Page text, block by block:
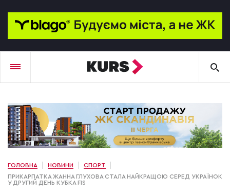
ГОЛОВНА НОВИНИ
СПОРТ
ПРИКАРПАТКА ЖАННА ГЛУХОВА СТАЛА НАЙКРАЩОЮ СЕРЕД УКРАЇНОК
У ДРУГИЙ ДЕНЬ КУБКА FIS